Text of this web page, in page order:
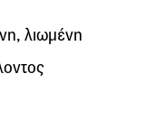
λιωμένη